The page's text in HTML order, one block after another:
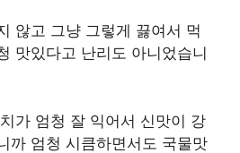
않고 그냥 그렇게 끓여서 먹
맛있다고 난리도 아니었습니
가 엄청 잘 익어서 신맛이 강
까 엄청 시큼하면서도 국물맛